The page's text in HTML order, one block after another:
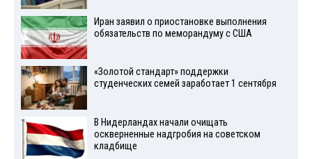
Иран заявил о приостановке выполнения
обязательств по меморандуму с США
«Золотой стандарт» поддержки
студенческих семей заработает 1 сентября
В Нидерландах начали очищать
оскверненные надгробия на советском
кладбище